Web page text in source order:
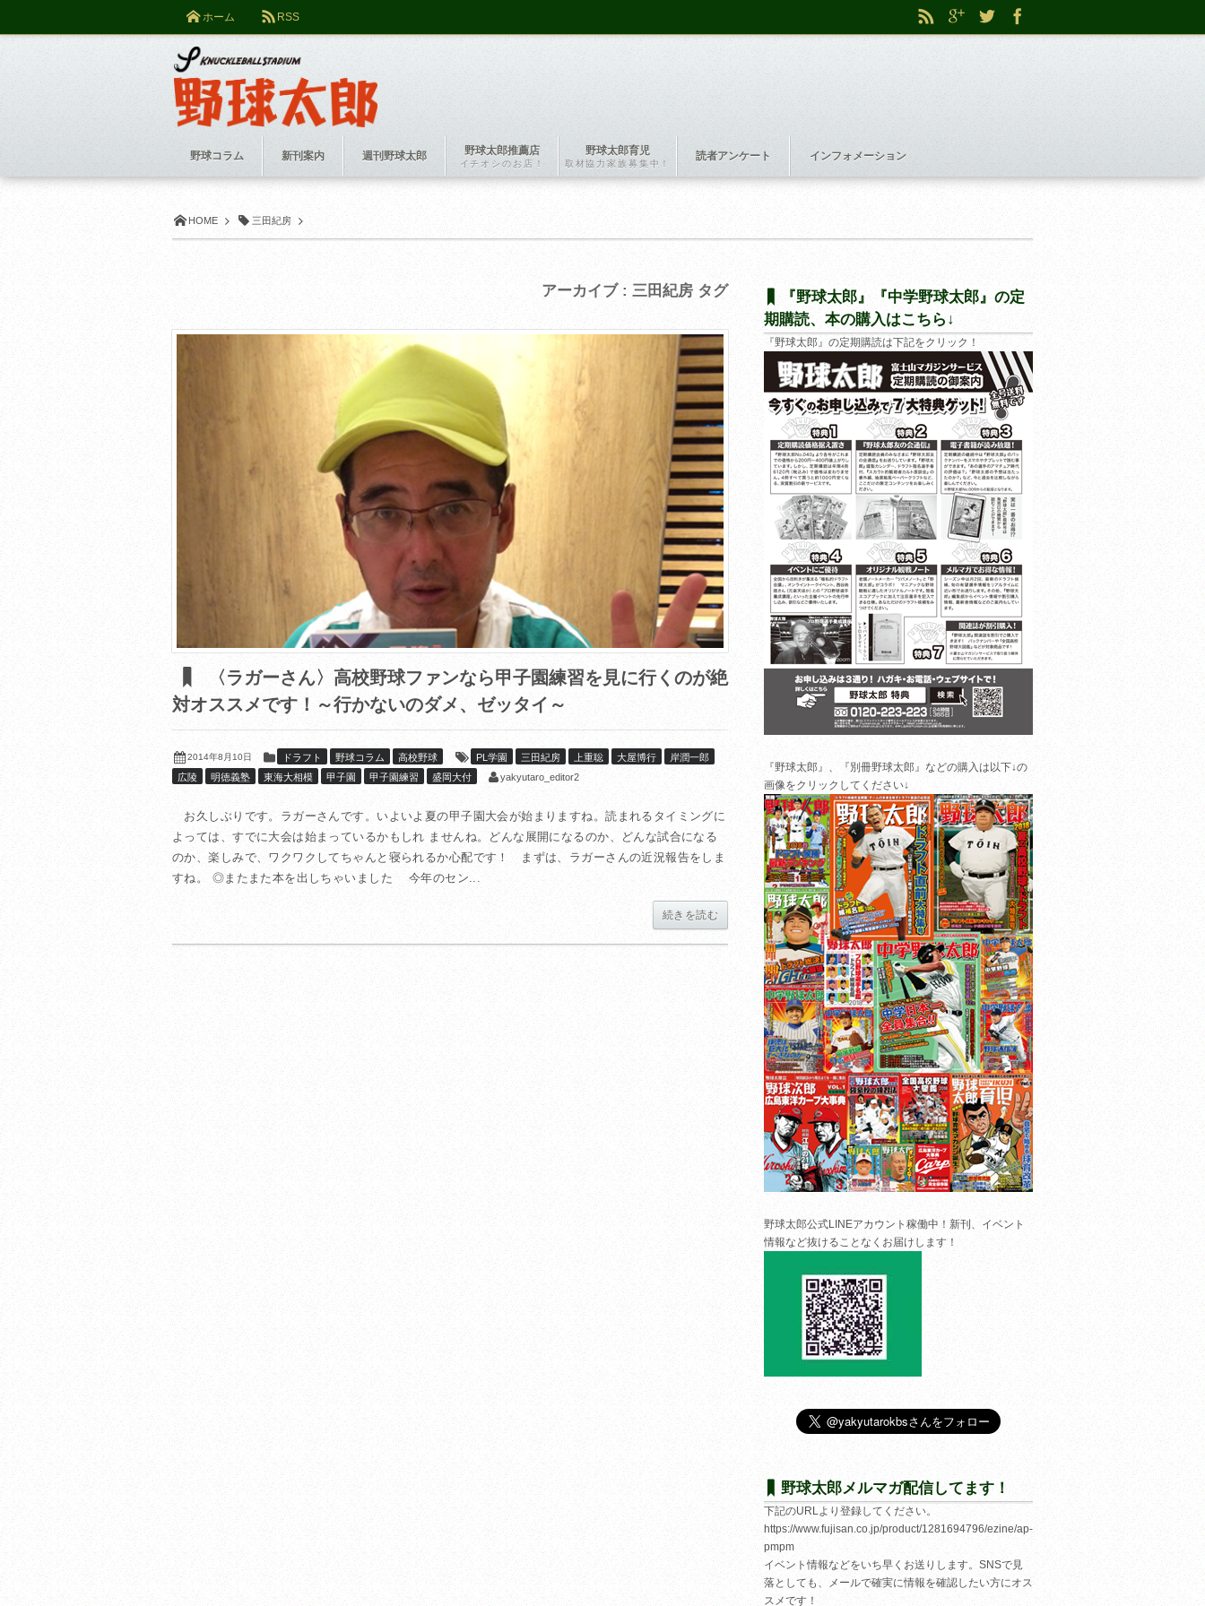
HOME 三田紀房
アーカイブ : 三田紀房 タグ
〈ラガーさん〉高校野球ファンなら甲子園練習を見に行くのが絶
対オススメです！～行かないのダメ、ゼッタイ～
2014年8月10日 ドラフト 野球コラム 高校野球 PL学園 三田紀房 上重聡 大屋博行
岸潤一郎
広陵
明徳義塾 東海大相模 甲子園 甲子園練習 盛岡大付 yakyutaro_editor2
お久しぶりです。ラガーさんです。いよいよ夏の甲子園大会が始まりますね。読まれるタイミングに
よっては、すでに大会は始まっているかもしれ ませんね。どんな展開になるのか、どんな試合になる
のか、楽しみで、ワクワクしてちゃんと寝られるか心配です！ まずは、ラガーさんの近況報告をしま
すね。 ◎またまた本を出しちゃいました 今年のセン...
続きを読む
『野球太郎』『中学野球太郎』の定
期購読、本の購入はこちら↓
『野球太郎』の定期購読は下記をクリック！
『野球太郎』、『別冊野球太郎』などの購入は以下↓の
画像をクリックしてください↓
野球太郎公式LINEアカウント稼働中！新刊、イベント
情報など抜けることなくお届けします！
野球太郎メルマガ配信してます！
下記のURLより登録してください。
https://www.fujisan.co.jp/product/1281694796/ezine/ap-
pmpm
イベント情報などをいち早くお送りします。SNSで見
落としても、メールで確実に情報を確認したい方にオス
スメです！
ホーム RSS
野球コラム 新刊案内 週刊野球太郎 野球太郎推薦店
イチオシのお店！
野球太郎育児
取材協力家族募集中！
読者アンケート インフォメーション